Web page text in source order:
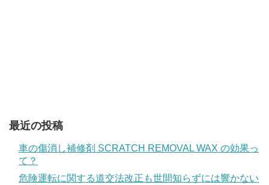
最近の投稿
車の傷消し補修剤 SCRATCH REMOVAL WAX の効果っ
て？
危険運転に関する道交法改正も世間知らずには響かない